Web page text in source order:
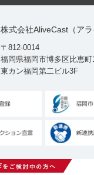
株式会社AliveCast（アラ
〒812-0014
福岡県福岡市博多区比恵町
東カン福岡第二ビル3F